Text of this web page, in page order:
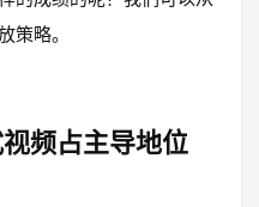
策略。
频占主导地位